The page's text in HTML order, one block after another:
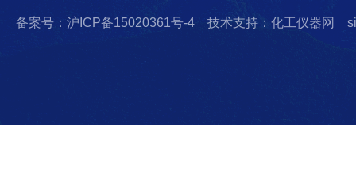
备案号：沪ICP备15020361号-4 技术支持：化工仪器网